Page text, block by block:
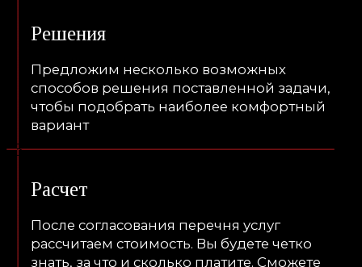
обладающие богатым опытом работы с VIP-
оказанию высококлассного сервиса делают
каждую поездку с ними комфортной и
безопасной.
Мы тщательно отбираем и обучаем наших
высочайший уровень качества и
А также мы занимаемся обучением
предоставляемого сервиса.